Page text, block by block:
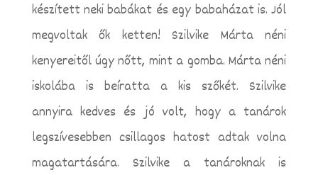
készített neki babákat és egy babaházat is. Jól
megvoltak ők ketten! Szilvike Márta néni
kenyereitől úgy nőtt, mint a gomba. Márta néni
iskolába is beíratta a kis szőkét. Szilvike
annyira kedves és jó volt, hogy a tanárok
legszívesebben csillagos hatost adtak volna
magatartására. Szilvike a tanároknak is